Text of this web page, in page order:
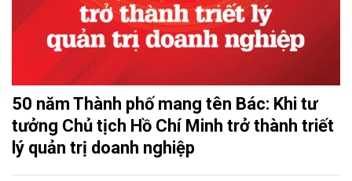
50 năm Thành phố mang tên Bác: Khi tư
tưởng Chủ tịch Hồ Chí Minh trở thành triết
lý quản trị doanh nghiệp